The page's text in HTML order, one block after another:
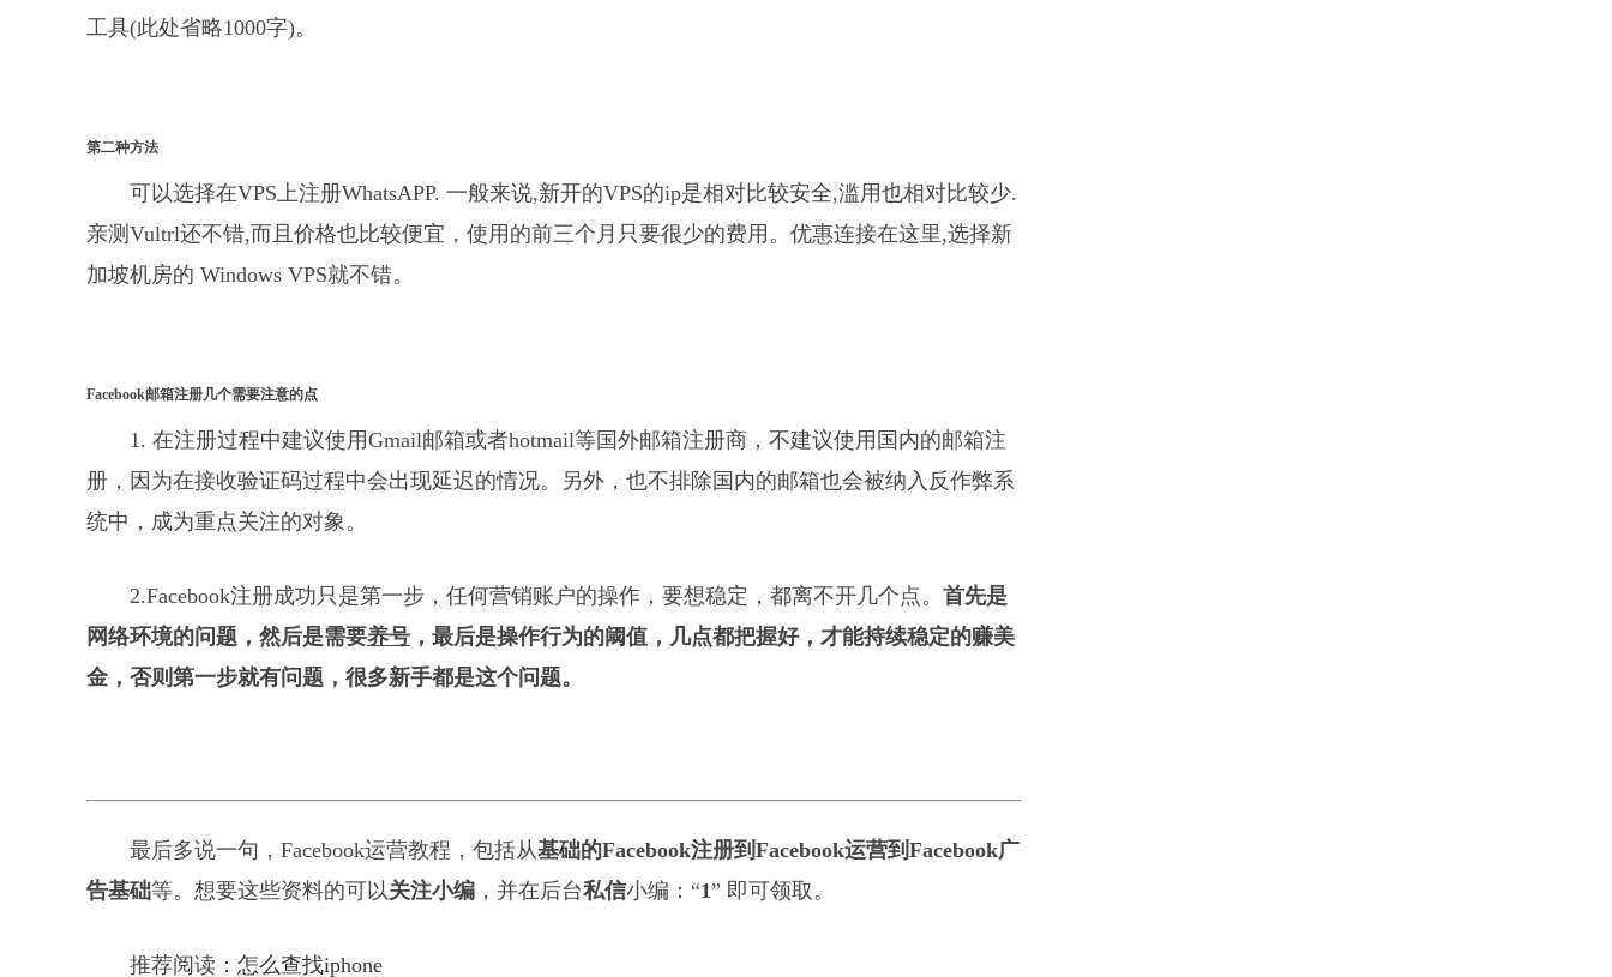
工具(此处省略1000字)。
第二种方法
可以选择在VPS上注册WhatsAPP. 一般来说,新开的VPS的ip是相对比较安全,滥用也相对比较少.
亲测Vultrl还不错,而且价格也比较便宜，使用的前三个月只要很少的费用。优惠连接在这里,选择新
加坡机房的 Windows VPS就不错。
Facebook邮箱注册几个需要注意的点
1. 在注册过程中建议使用Gmail邮箱或者hotmail等国外邮箱注册商，不建议使用国内的邮箱注
册，因为在接收验证码过程中会出现延迟的情况。另外，也不排除国内的邮箱也会被纳入反作弊系
统中，成为重点关注的对象。
2.Facebook注册成功只是第一步，任何营销账户的操作，要想稳定，都离不开几个点。 首先是
网络环境的问题，然后是需要养号 ，最后是操作行为的阈值，几点都把握好，才能持续稳定的赚美
金，否则第一步就有问题，很多新手都是这个问题。
最后多说一句，Facebook运营教程，包括从基础的Facebook注册到Facebook运营到Facebook广
告基础等。想要这些资料的可以关注小编 ，并在后台私信小编：“1” 即可领取。
推荐阅读： 怎么查找iphone